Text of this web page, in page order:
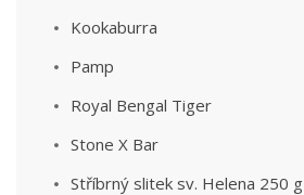
Kookaburra
Pamp
Royal Bengal Tiger
Stone X Bar
Stříbrný slitek sv. Helena 250 g